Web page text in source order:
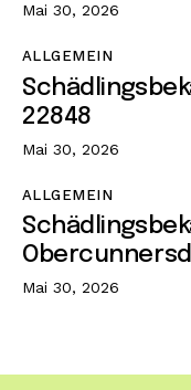
Mai 30, 2026
ALLGEMEIN
22848
Mai 30, 2026
ALLGEMEIN
Mai 30, 2026